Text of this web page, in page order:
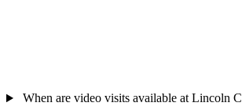
When are video visits available at Lincoln